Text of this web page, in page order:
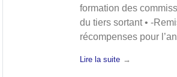
formation des
du tiers sortant • -
récompenses pour
Lire la suite